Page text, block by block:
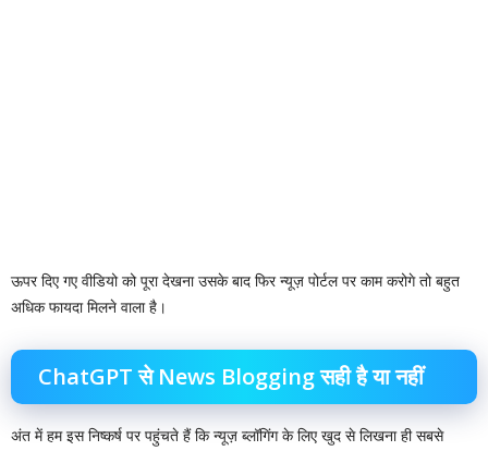
ऊपर दिए गए वीडियो को पूरा देखना उसके बाद फिर न्यूज़ पोर्टल पर काम करोगे तो बहुत
अधिक फायदा मिलने वाला है।
ChatGPT से News Blogging सही है या नहीं
अंत में हम इस निष्कर्ष पर पहुंचते हैं कि न्यूज़ ब्लॉगिंग के लिए खुद से लिखना ही सबसे